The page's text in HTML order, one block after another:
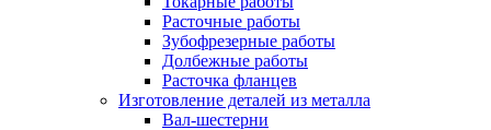
Расточные работы
Зубофрезерные работы
Долбежные работы
Расточка фланцев
Изготовление деталей из металла
Вал-шестерни